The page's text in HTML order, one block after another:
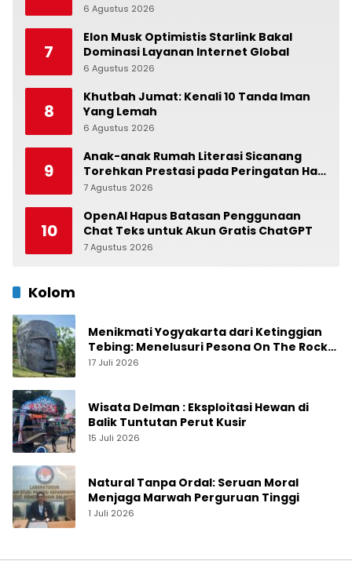
6 Agustus 2026
7
Elon Musk Optimistis Starlink Bakal
Dominasi Layanan Internet Global
6 Agustus 2026
8
Khutbah Jumat: Kenali 10 Tanda Iman
Yang Lemah
6 Agustus 2026
9
Anak-anak Rumah Literasi Sicanang
Torehkan Prestasi pada Peringatan Hari
Anak Nasional di Kecamatan Medan
7 Agustus 2026
10
OpenAI Hapus Batasan Penggunaan
Chat Teks untuk Akun Gratis ChatGPT
7 Agustus 2026
Kolom
Menikmati Yogyakarta dari Ketinggian
Tebing: Menelusuri Pesona On The Rock
Jogja yang Sedang Naik Daun
17 Juli 2026
Wisata Delman : Eksploitasi Hewan di
Balik Tuntutan Perut Kusir
15 Juli 2026
Natural Tanpa Ordal: Seruan Moral
Menjaga Marwah Perguruan Tinggi
1 Juli 2026